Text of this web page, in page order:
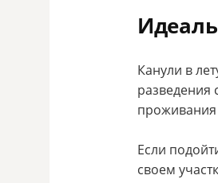
Канули в
разведения
проживания
Если
своем